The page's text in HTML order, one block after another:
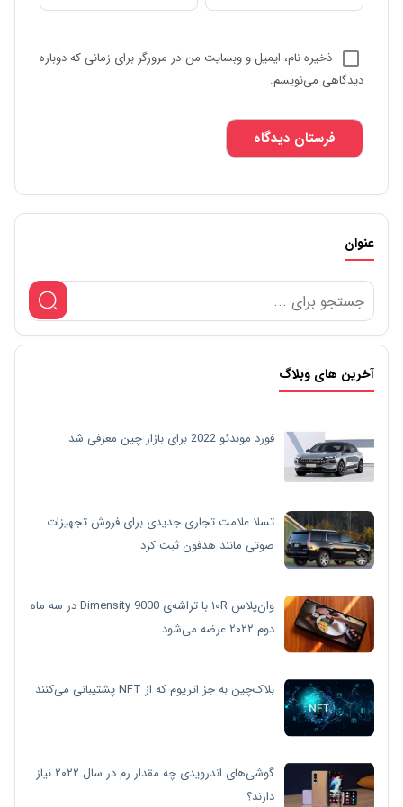
ذخیره نام، ایمیل و وبسایت من در مرورگر برای زمانی که دوباره
دیدگاهی می‌نویسم.
عنوان
آخرین های وبلاگ
فورد موندئو 2022 برای بازار چین معرفی شد
تسلا علامت تجاری جدیدی برای فروش تجهیزات
صوتی مانند هدفون ثبت کرد
وان‌پلاس ۱۰R با تراشه‌ی Dimensity 9000 در سه ماه
دوم ۲۰۲۲ عرضه می‌شود
بلاک‌چین به جز اتریوم که از NFT پشتیبانی می‌کنند
گوشی‌های اندرویدی چه مقدار رم در سال ۲۰۲۲ نیاز
دارند؟